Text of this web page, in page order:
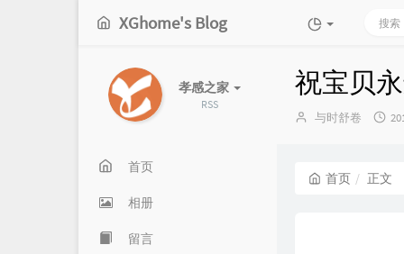
XGhome's Blog
孝感之家
RSS
首页
相册
留言
祝宝贝
博
与时舒卷
发
首页 正文